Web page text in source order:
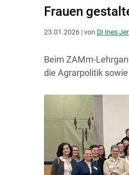
Frauen
23.01.2026 | von DI Ines
Beim ZAMm-
die Agrarpolitik